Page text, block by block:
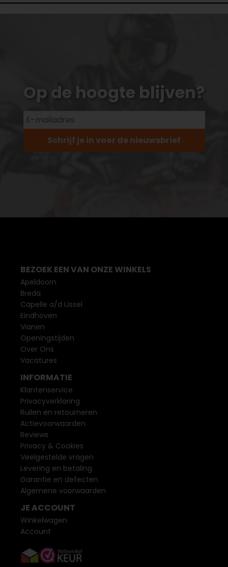
Op de hoogte blijven?
Schrijf je in voor de nieuwsbrief
BEZOEK EEN VAN ONZE WINKELS
Apeldoorn
Breda
Capelle a/d IJssel
Eindhoven
Vianen
Openingstijden
Over Ons
Vacatures
INFORMATIE
Klantenservice
Privacyverklaring
Ruilen en retourneren
Actievoorwaarden
Reviews
Privacy & Cookies
Veelgestelde vragen
Levering en betaling
Garantie en defecten
Algemene voorwaarden
JE ACCOUNT
Winkelwagen
Account